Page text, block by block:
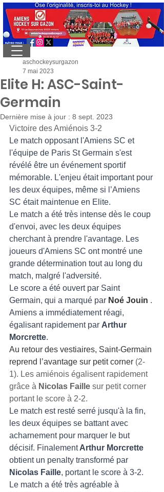
Elite H: ASC-Saint-
Germain
aschockeysurgazon
7 mai 2023
Dernière mise à jour : 8 sept. 2023
Victoire des Amiénois 3-2
Le match opposant l'Amiens SC et
l'équipe de Paris St Germain s'est
révélé être un événement sportif
mémorable. L'enjeu était important pour
les deux équipes, même si l’Amiens
SC était maintenue en Elite.
Le match a été très intense dès le coup
d'envoi, avec les deux équipes
cherchant à prendre l'avantage. Les
joueurs d'Amiens SC ont montré une
grande détermination tout au long du
match, malgré l'adversité.
Le score a été ouvert par Saint
Germain, qui a marqué par Noé Jouin .
Amiens a immédiatement réagi,
égalisant rapidement par Arthur
Morcrette.
Au retour des vestiaires, Saint-Germain
reprend l’avantage sur petit corner (2-
1). Les amiénois égalisent rapidement
grâce à Nicolas Faille sur petit corner
portant le score à 2-2.
Le match est resté serré jusqu'à la fin,
les deux équipes se battant avec
acharnement pour marquer le but
décisif. Finalement Arthur Morcrette
obtient un penalty transformé par
Nicolas Faille, portant le score à 3-2.
Le match a été très agréable à